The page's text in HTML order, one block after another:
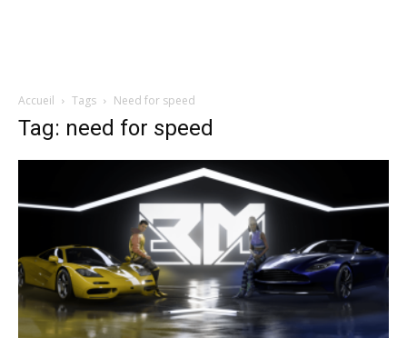
Accueil Tags Need for speed
Tag: need for speed